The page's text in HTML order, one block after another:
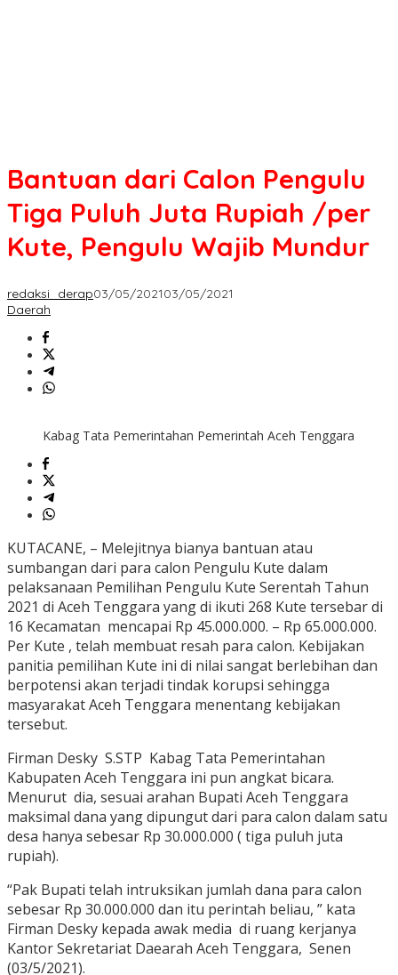
Bantuan dari Calon Pengulu
Tiga Puluh Juta Rupiah /per
Kute, Pengulu Wajib Mundur
redaksi_derap03/05/202103/05/2021
Daerah
Kabag Tata Pemerintahan Pemerintah Aceh Tenggara
KUTACANE, – Melejitnya bianya bantuan atau
sumbangan dari para calon Pengulu Kute dalam
pelaksanaan Pemilihan Pengulu Kute Serentah Tahun
2021 di Aceh Tenggara yang di ikuti 268 Kute tersebar di
16 Kecamatan mencapai Rp 45.000.000. – Rp 65.000.000.
Per Kute , telah membuat resah para calon. Kebijakan
panitia pemilihan Kute ini di nilai sangat berlebihan dan
berpotensi akan terjadi tindak korupsi sehingga
masyarakat Aceh Tenggara menentang kebijakan
tersebut.
Firman Desky S.STP Kabag Tata Pemerintahan
Kabupaten Aceh Tenggara ini pun angkat bicara.
Menurut dia, sesuai arahan Bupati Aceh Tenggara
maksimal dana yang dipungut dari para calon dalam satu
desa hanya sebesar Rp 30.000.000 ( tiga puluh juta
rupiah).
“Pak Bupati telah intruksikan jumlah dana para calon
sebesar Rp 30.000.000 dan itu perintah beliau, ” kata
Firman Desky kepada awak media di ruang kerjanya
Kantor Sekretariat Daearah Aceh Tenggara, Senen
(03/5/2021).